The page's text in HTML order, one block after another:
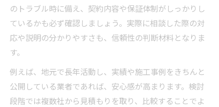
のトラブル時に備え、契約内容や保証体制がしっかりし
ているかも必ず確認しましょう。実際に相談した際の対
応や説明の分かりやすさも、信頼性の判断材料となりま
す。
例えば、地元で長年活動し、実績や施工事例をきちんと
公開している業者であれば、安心感が高まります。検討
段階では複数社から見積もりを取り、比較することでよ